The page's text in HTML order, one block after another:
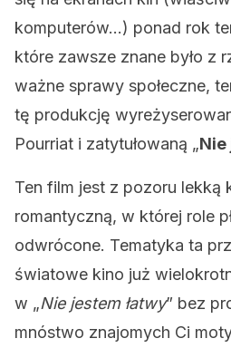
komputerów…) ponad rok
które zawsze znane było z
ważne sprawy społeczne,
tę produkcję
Pourriat i zatytułowaną „Nie
Ten film jest z pozoru lekką
romantyczną, w której role
odwrócone. Tematyka ta
światowe kino już
w „Nie jestem łatwy” bez
mnóstwo znajomych Ci